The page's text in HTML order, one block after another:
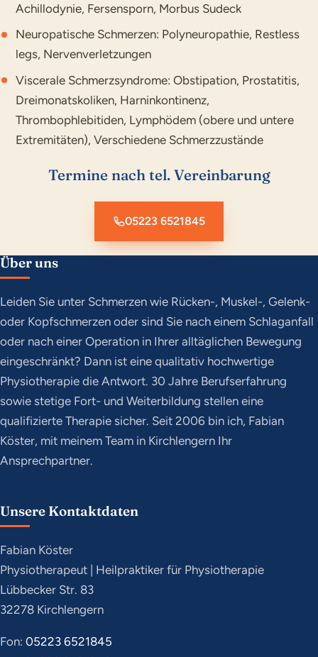
Achillodynie, Fersensporn, Morbus Sudeck
Neuropatische Schmerzen: Polyneuropathie, Restless
legs, Nervenverletzungen
Viscerale Schmerzsyndrome: Obstipation, Prostatitis,
Dreimonatskoliken, Harninkontinenz,
Thrombophlebitiden, Lymphödem (obere und untere
Extremitäten), Verschiedene Schmerzzustände
Termine nach tel. Vereinbarung
05223 6521845
Über uns
Leiden Sie unter Schmerzen wie Rücken-, Muskel-, Gelenk-
oder Kopfschmerzen oder sind Sie nach einem Schlaganfall
oder nach einer Operation in Ihrer alltäglichen Bewegung
eingeschränkt? Dann ist eine qualitativ hochwertige
Physiotherapie die Antwort. 30 Jahre Berufserfahrung
sowie stetige Fort- und Weiterbildung stellen eine
qualifizierte Therapie sicher. Seit 2006 bin ich, Fabian
Köster, mit meinem Team in Kirchlengern Ihr
Ansprechpartner.
Unsere Kontaktdaten
Fabian Köster
Physiotherapeut | Heilpraktiker für Physiotherapie
Lübbecker Str. 83
32278 Kirchlengern
Fon: 05223 6521845